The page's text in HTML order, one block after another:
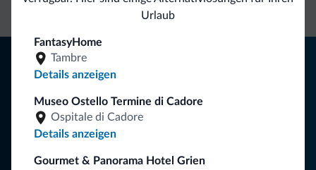
Urlaub
FantasyHome
Tambre
Details anzeigen
Museo Ostello Termine di Cadore
Ospitale di Cadore
Details anzeigen
Gourmet & Panorama Hotel Grien
Tipps aus den Dolomiten
Neuigkeiten für Ihren Urlaub in den Dolomiten.
NEWSLETTER ABONNIEREN